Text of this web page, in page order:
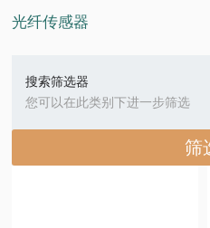
光纤传感器
搜索筛选器
您可以在此类别下进一步筛选
筛